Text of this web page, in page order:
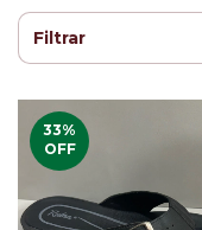
Filtrar
33%
OFF